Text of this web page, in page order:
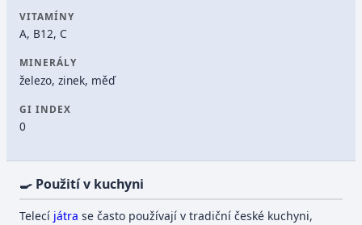
VITAMÍNY
A, B12, C
MINERÁLY
železo, zinek, měď
GI INDEX
0
🍳 Použití v kuchyni
Telecí játra se často používají v tradiční české kuchyni,